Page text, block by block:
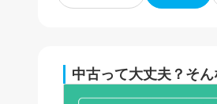
中古って大丈夫？そ